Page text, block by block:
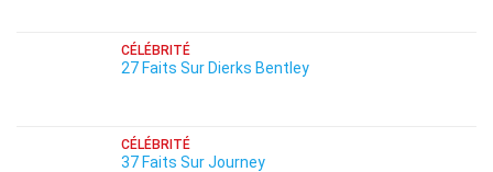
CÉLÉBRITÉ
27 Faits Sur Dierks Bentley
CÉLÉBRITÉ
37 Faits Sur Journey